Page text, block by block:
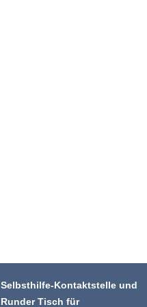
Selbsthilfe-Kontaktstelle und
Runder Tisch für